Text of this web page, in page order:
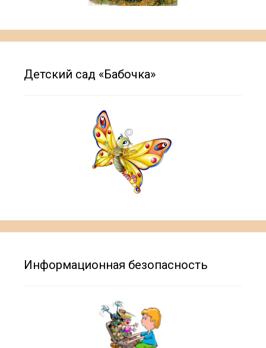
Детский сад «Бабочка»
Информационная безопасность